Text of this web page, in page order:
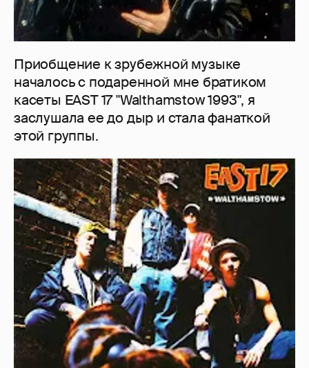
Приобщение к зрубежной музыке
началось с подаренной мне братиком
касеты EAST 17 "Walthamstow 1993", я
заслушала ее до дыр и стала фанаткой
этой группы.